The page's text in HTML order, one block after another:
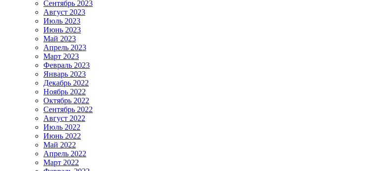
Сентябрь 2023
Август 2023
Июль 2023
Июнь 2023
Май 2023
Апрель 2023
Март 2023
Февраль 2023
Январь 2023
Декабрь 2022
Ноябрь 2022
Октябрь 2022
Сентябрь 2022
Август 2022
Июль 2022
Июнь 2022
Май 2022
Апрель 2022
Март 2022